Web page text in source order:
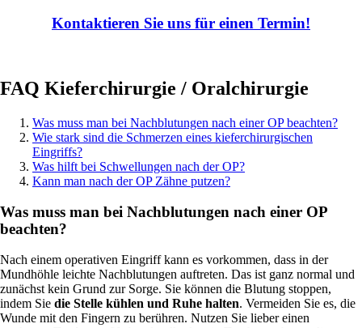
Kontaktieren Sie uns für einen Termin!
FAQ Kieferchirurgie / Oralchirurgie
Was muss man bei Nachblutungen nach einer OP beachten?
Wie stark sind die Schmerzen eines kieferchirurgischen
Eingriffs?
Was hilft bei Schwellungen nach der OP?
Kann man nach der OP Zähne putzen?
Was muss man bei Nachblutungen nach einer OP
beachten?
Nach einem operativen Eingriff kann es vorkommen, dass in der
Mundhöhle leichte Nachblutungen auftreten. Das ist ganz normal und
zunächst kein Grund zur Sorge. Sie können die Blutung stoppen,
indem Sie die Stelle kühlen und Ruhe halten. Vermeiden Sie es, die
Wunde mit den Fingern zu berühren. Nutzen Sie lieber einen